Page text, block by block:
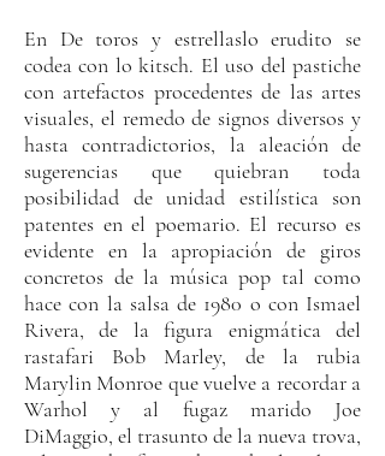
En De toros y estrellaslo erudito se
codea con lo kitsch. El uso del pastiche
con artefactos procedentes de las artes
visuales, el remedo de signos diversos y
hasta contradictorios, la aleación de
sugerencias que quiebran toda
posibilidad de unidad estilística son
patentes en el poemario. El recurso es
evidente en la apropiación de giros
concretos de la música pop tal como
hace con la salsa de 1980 o con Ismael
Rivera, de la figura enigmática del
rastafari Bob Marley, de la rubia
Marylin Monroe que vuelve a recordar a
Warhol y al fugaz marido Joe
DiMaggio, el trasunto de la nueva trova,